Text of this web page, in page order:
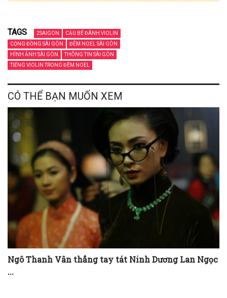
TAGS 2SAIGON
CẬU BÉ ĐÁNH VIOLIN
CỘNG ĐỒNG SÀI GÒN
ĐÊM NOEL SÀI GÒN
HÌNH ẢNH SÀI GÒN
THÔNG TIN SÀI GÒN
TIẾNG VIOLIN TRONG ĐÊM NOEL
CÓ THỂ BẠN MUỐN XEM
Ngô Thanh Vân thẳng tay tát Ninh Dương Lan Ngọc
...